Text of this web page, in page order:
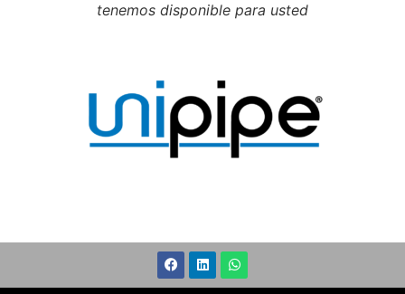
tenemos disponible para usted